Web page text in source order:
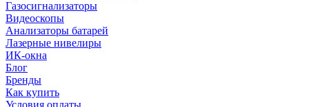
Газосигнализаторы
Видеоскопы
Анализаторы батарей
Лазерные нивелиры
ИК-окна
Блог
Бренды
Как купить
Условия оплаты